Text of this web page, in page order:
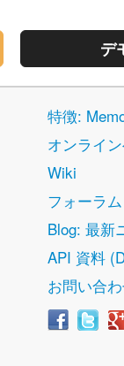
デ
特徴:
オンライ
Wiki
フォーラム
Blog: 最新
API 資料
お問い合